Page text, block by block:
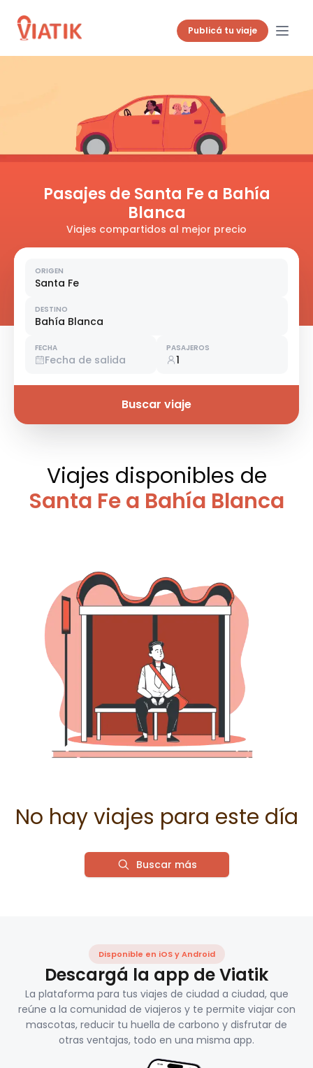
Publicá tu viaje
Pasajes de Santa Fe a Bahía
Blanca
Viajes compartidos al mejor precio
ORIGEN
Santa Fe
DESTINO
Bahía Blanca
FECHA
Fecha de salida
PASAJEROS
1
Buscar viaje
Viajes disponibles de
Santa Fe a Bahía Blanca
No hay viajes para este día
Buscar más
Disponible en iOS y Android
Descargá la app de Viatik
La plataforma para tus viajes de ciudad a ciudad, que
reúne a la comunidad de viajeros y te permite viajar con
mascotas, reducir tu huella de carbono y disfrutar de
otras ventajas, todo en una misma app.